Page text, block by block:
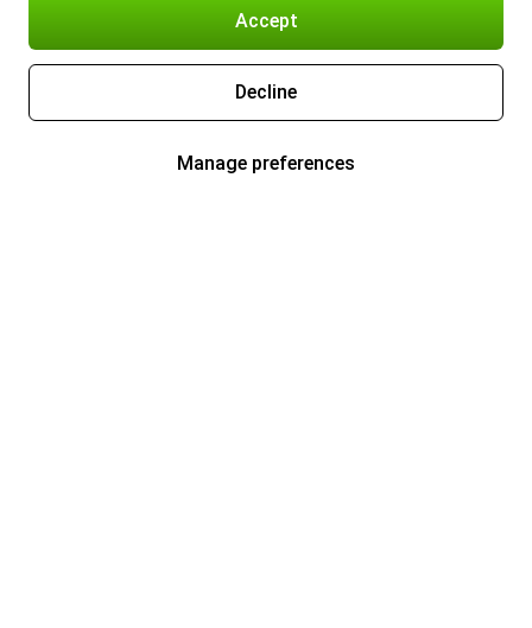
Accept
Decline
Manage preferences